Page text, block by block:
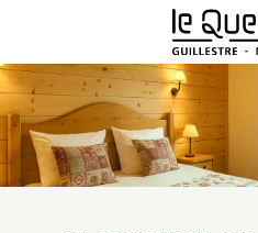
contenu
principal